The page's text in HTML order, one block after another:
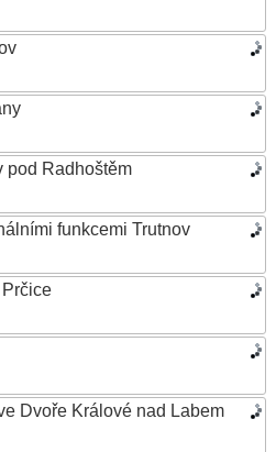
pod Radhoštěm
funkcemi Trutnov
Dvoře Králové nad Labem